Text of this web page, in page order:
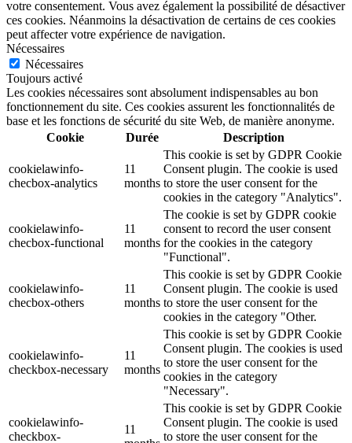
votre consentement. Vous avez également la possibilité de désactiver
ces cookies. Néanmoins la désactivation de certains de ces cookies
peut affecter votre expérience de navigation.
Nécessaires
Nécessaires
Toujours activé
Les cookies nécessaires sont absolument indispensables au bon
fonctionnement du site. Ces cookies assurent les fonctionnalités de
base et les fonctions de sécurité du site Web, de manière anonyme.
Cookie
Durée Description
cookielawinfo-
checbox-analytics
11
months
This cookie is set by GDPR Cookie
Consent plugin. The cookie is used
to store the user consent for the
cookies in the category "Analytics".
cookielawinfo-
checbox-functional
11
months
The cookie is set by GDPR cookie
consent to record the user consent
for the cookies in the category
"Functional".
cookielawinfo-
checbox-others
11
months
This cookie is set by GDPR Cookie
Consent plugin. The cookie is used
to store the user consent for the
cookies in the category "Other.
cookielawinfo-
checkbox-necessary
11
months
This cookie is set by GDPR Cookie
Consent plugin. The cookies is used
to store the user consent for the
cookies in the category
"Necessary".
cookielawinfo-
checkbox-
11
This cookie is set by GDPR Cookie
Consent plugin. The cookie is used
to store the user consent for the